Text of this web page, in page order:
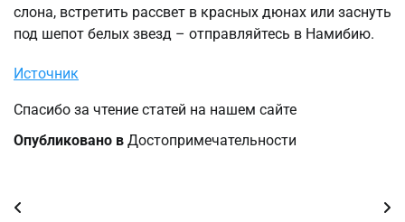
слона, встретить рассвет в красных дюнах или заснуть
под шепот белых звезд – отправляйтесь в Намибию.
Источник
Спасибо за чтение статей на нашем сайте
Опубликовано в Достопримечательности
Навигация